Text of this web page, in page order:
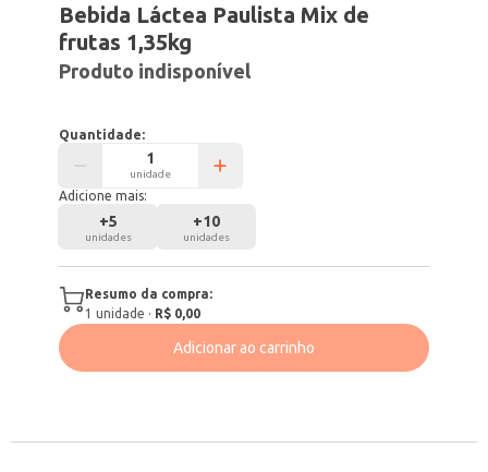
Bebida Láctea Paulista Mix de
frutas 1,35kg
Produto indisponível
Quantidade:
unidade
Adicione mais:
+5
unidades
+10
unidades
Resumo da compra:
1 unidade · R$ 0,00
Adicionar ao carrinho